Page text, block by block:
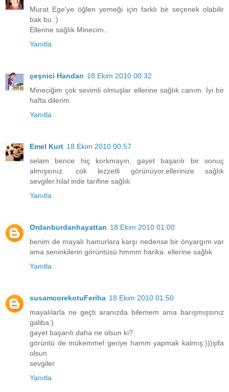
Murat Ege'ye öğlen yemeği için farklı bir seçenek olabilir
bak bu :)
Ellerine sağlık Minecim..
Yanıtla
çeşnici Handan 18 Ekim 2010 00:32
Mineciğim çok sevimli olmuşlar ellerine sağlık canım. İyi bir
hafta dilerim.
Yanıtla
Emel Kurt 18 Ekim 2010 00:57
selam bence hiç korkmayın, gayet başarılı bir sonuç
almışsınız. cok lezzetli görünüyor,ellerinize sağlık
sevgiler.hilal inde tarifine sağlık.
Yanıtla
Ordanburdanhayattan 18 Ekim 2010 01:00
benim de mayalı hamurlara karşı nedense bir önyargım var
ama seninkilerin görüntüsü hmmm harika. ellerine sağlık
Yanıtla
susamcorekotuFeriha 18 Ekim 2010 01:50
mayalılarla ne geçti aranızda bilemem ama barışmışsınız
galiba:)
gayet başarılı daha ne olsun ki?
görüntü de mükemmel geriye hamm yapmak kalmış:)))şifa
olsun
sevgiler
Yanıtla